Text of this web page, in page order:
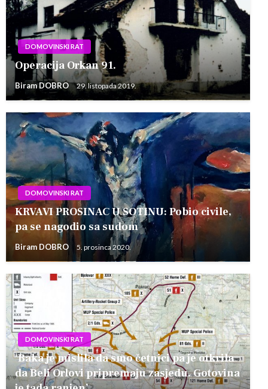
DOMOVINSKI RAT
Operacija Orkan 91.
Biram DOBRO 29. listopada 2019.
DOMOVINSKI RAT
KRVAVI PROSINAC U SOTINU: Pobio civile,
pa se nagodio sa sudom
Biram DOBRO 5. prosinca 2020.
DOMOVINSKI RAT
‘Baka je mislila da smo četnici pa je otkrila
da Beli Orlovi pripremaju zasjedu. Gotovina